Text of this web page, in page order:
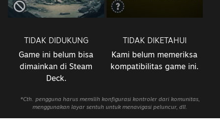
TIDAK DIDUKUNG
Game ini belum bisa
dimainkan di Steam
Deck.
TIDAK DIKETAHUI
Kami belum memeriksa
kompatibilitas game ini.
*Cth. pengguna harus memilih konfigurasi kontroler dari komunitas,
menggunakan layar sentuh untuk menavigasi peluncur, dll.